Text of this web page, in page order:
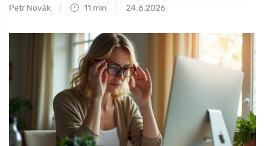
Petr Novák 11 min 24.6.2026